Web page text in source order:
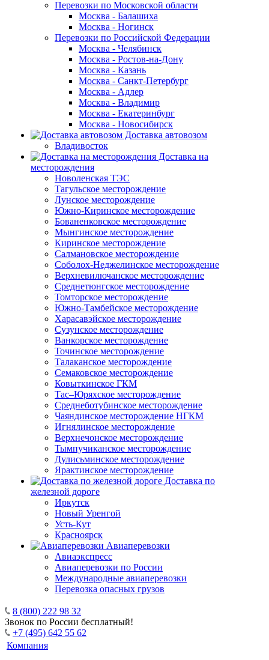
Перевозки по Московской области
Москва - Балашиха
Москва - Ногинск
Перевозки по Российской Федерации
Москва - Челябинск
Москва - Ростов-на-Дону
Москва - Казань
Москва - Санкт-Петербург
Москва - Адлер
Москва - Владимир
Москва - Екатеринбург
Москва - Новосибирск
Доставка автовозом
Владивосток
Доставка на
месторождения
Новоленская ТЭС
Тагульское месторождение
Лунское месторождение
Южно-Киринское месторождение
Бованенковское месторождение
Мынгинское месторождение
Киринское месторождение
Салмановское месторождение
Соболох-Неджелинское месторождение
Верхневилючанское месторождение
Среднетюнгское месторождение
Томторское месторождение
Южно-Тамбейское месторождение
Харасавэйское месторождение
Сузунское месторождение
Ванкорское месторождение
Точинское месторождение
Талаканское месторождение
Семаковское месторождение
Ковыткинское ГКМ
Тас–Юряхское месторождение
Среднеботубинское месторождение
Чаяндинское месторождение НГКМ
Игнялинское месторождение
Верхнечонское месторождение
Тымпучиканское месторождение
Дулисьминское месторождение
Ярактинское месторождение
Доставка по
железной дороге
Иркутск
Новый Уренгой
Усть-Кут
Красноярск
Авиаперевозки
Авиаэкспресс
Авиаперевозки по России
Международные авиаперевозки
Перевозка опасных грузов
8 (800) 222 98 32
Звонок по России бесплатный!
+7 (495) 642 55 62
Компания